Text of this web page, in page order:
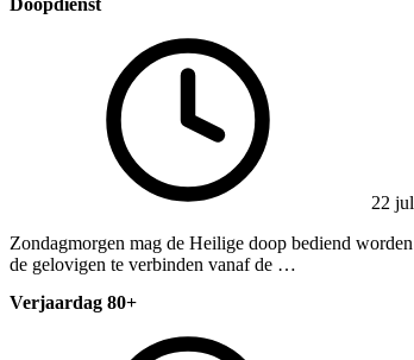
Doopdienst
22
Zondagmorgen mag de Heilige doop bediend
de gelovigen te verbinden vanaf de …
Verjaardag 80+